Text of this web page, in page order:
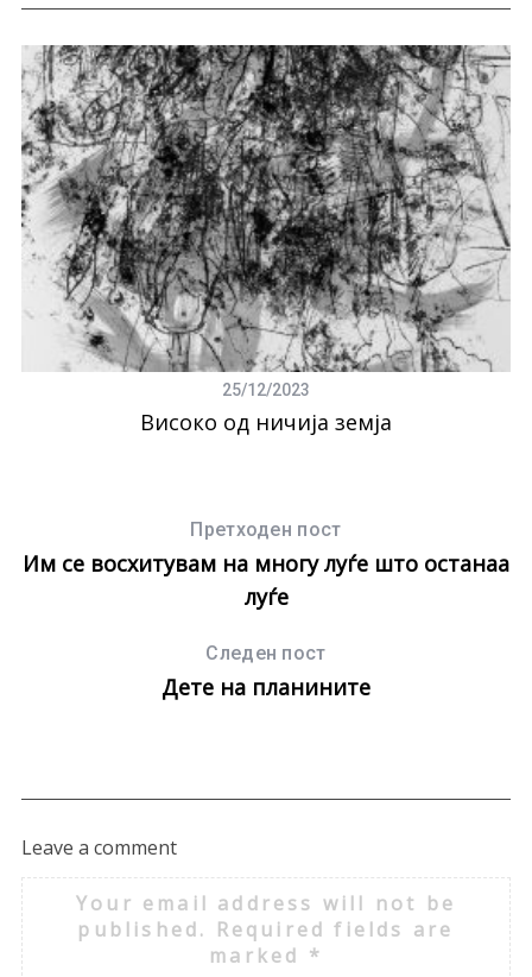
25/12/2023
Високо од ничија земја
Претходен пост
Им се восхитувам на многу луѓе што останаа
луѓе
Следен пост
Дете на планините
Leave a comment
Your email address will not be
published. Required fields are
marked *